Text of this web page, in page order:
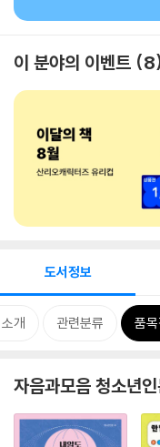
이 분야의 이벤트 8
도서정보
개 관련분류 품
자음과모음 청소년